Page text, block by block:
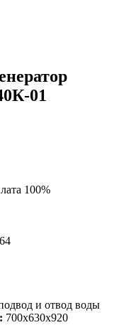
01
100%
64
и отвод воды
700х630х920